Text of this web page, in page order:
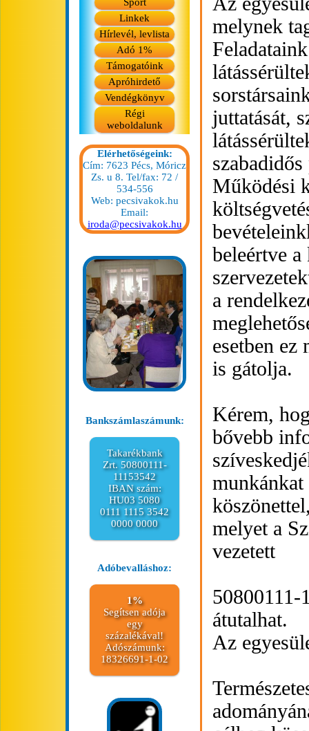
Linkek
Hírlevél, levlista
Adó 1%
Támogatóink
Apróhirdető
Vendégkönyv
Régi
weboldalunk
Elérhetőségeink:
Cím: 7623 Pécs, Móricz
Zs. u 8. Tel/fax: 72 /
534-556
Web: pecsivakok.hu
Email:
iroda@pecsivakok.hu
Bankszámlaszámunk:
Takarékbank
Zrt. 50800111-
11153542
IBAN szám:
HU03 5080
0111 1115 3542
0000 0000
Adóbevalláshoz:
1%
Segítsen adója
egy
százalékával!
Adószámunk:
18326691-1-02
melynek
juttatását,
Működési
beleértve
a
esetben ez
is gátolja.
Kérem,
bővebb
melyet a
vezetett
50800111-
átutalhat.
Az